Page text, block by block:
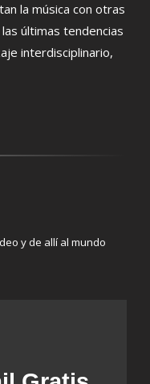
la música con otras
últimas tendencias
interdisciplinario,
y de allí al mundo